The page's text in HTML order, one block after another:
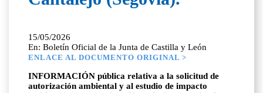
15/05/2026
En: Boletín Oficial de la Junta de Castilla y León
ENLACE AL DOCUMENTO ORIGINAL >
INFORMACIÓN pública relativa a la solicitud de
autorización ambiental y al estudio de impacto